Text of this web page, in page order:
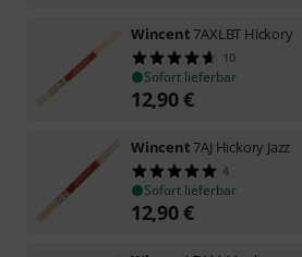
Wincent7AXLBT Hickory
10
Sofort lieferbar
12,90€
Wincent7AJ Hickory Jazz
4
Sofort lieferbar
12,90€